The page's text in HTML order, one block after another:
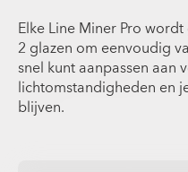
Elke Line Miner Pro
2 glazen om eenvoudig
snel kunt aanpassen aan
lichtomstandigheden en
blijven.